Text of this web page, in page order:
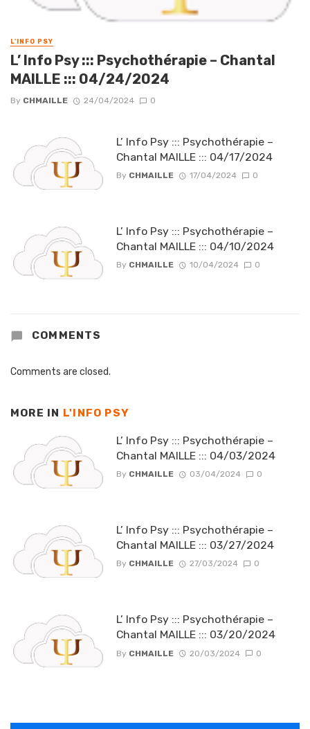
L'INFO PSY
L’ Info Psy ::: Psychothérapie – Chantal
MAILLE ::: 04/24/2024
By CHMAILLE 24/04/2024 0
L’ Info Psy ::: Psychothérapie –
Chantal MAILLE ::: 04/17/2024
By CHMAILLE 17/04/2024 0
L’ Info Psy ::: Psychothérapie –
Chantal MAILLE ::: 04/10/2024
By CHMAILLE 10/04/2024 0
COMMENTS
Comments are closed.
MORE IN L'INFO PSY
L’ Info Psy ::: Psychothérapie –
Chantal MAILLE ::: 04/03/2024
By CHMAILLE 03/04/2024 0
L’ Info Psy ::: Psychothérapie –
Chantal MAILLE ::: 03/27/2024
By CHMAILLE 27/03/2024 0
L’ Info Psy ::: Psychothérapie –
Chantal MAILLE ::: 03/20/2024
By CHMAILLE 20/03/2024 0